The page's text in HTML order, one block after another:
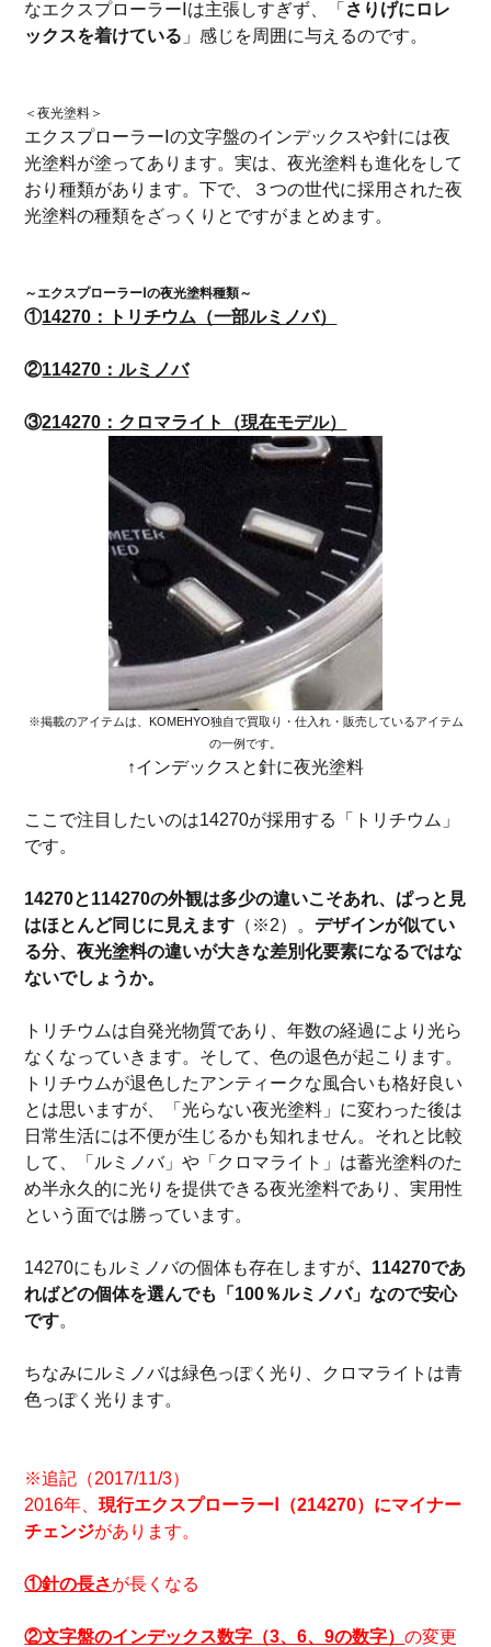
なエクスプローラーⅠは主張しすぎず、「 さりげにロレ
ックスを着けている 」感じを周囲に与えるのです。
＜夜光塗料＞
エクスプローラーⅠの文字盤のインデックスや針には夜
光塗料が塗ってあります。実は、夜光塗料も進化をして
おり種類があります。下で、３つの世代に採用された夜
光塗料の種類をざっくりとですがまとめます。
～エクスプローラーⅠの夜光塗料種類～
①14270：トリチウム（一部ルミノバ）
②114270：ルミノバ
③214270：クロマライト（現在モデル）
※掲載のアイテムは、KOMEHYO独自で買取り・仕入れ・販売しているアイテム
の一例です。
↑インデックスと針に夜光塗料
ここで注目したいのは14270が採用する「トリチウム」
です。
14270と114270の外観は多少の違いこそあれ、ぱっと見
はほとんど同じに見えます （※2）。 デザインが似てい
る分、夜光塗料の違いが大きな差別化要素になるではな
ないでしょうか。
トリチウムは自発光物質であり、年数の経過により光ら
なくなっていきます。そして、色の退色が起こります。
トリチウムが退色したアンティークな風合いも格好良い
とは思いますが、「光らない夜光塗料」に変わった後は
日常生活には不便が生じるかも知れません。それと比較
して、「ルミノバ」や「クロマライト」は蓄光塗料のた
め半永久的に光りを提供できる夜光塗料であり、実用性
という面では勝っています。
14270にもルミノバの個体も存在しますが、114270であ
ればどの個体を選んでも「100％ルミノバ」なので安心
です。
ちなみにルミノバは緑色っぽく光り、クロマライトは青
色っぽく光ります。
※追記（2017/11/3）
2016年、現行エクスプローラーⅠ（214270）にマイナー
チェンジがあります。
①針の長さが長くなる
②文字盤のインデックス数字（3、6、9の数字）の変更